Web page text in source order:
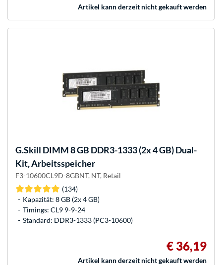
Artikel kann derzeit nicht gekauft werden
G.Skill DIMM 8 GB DDR3-1333 (2x 4 GB) Dual-
Kit, Arbeitsspeicher
F3-10600CL9D-8GBNT, NT, Retail
(134)
Kapazität: 8 GB (2x 4 GB)
Timings: CL9 9-9-24
Standard: DDR3-1333 (PC3-10600)
€ 36,19
Artikel kann derzeit nicht gekauft werden